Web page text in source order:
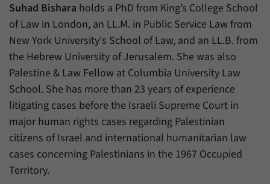
Suhad Bishara holds a PhD from King’s College School
of Law in London, an LL.M. in Public Service Law from
New York University's School of Law, and an LL.B. from
the Hebrew University of Jerusalem. She was also
Palestine & Law Fellow at Columbia University Law
School. She has more than 23 years of experience
litigating cases before the Israeli Supreme Court in
major human rights cases regarding Palestinian
citizens of Israel and international humanitarian law
cases concerning Palestinians in the 1967 Occupied
Territory.
Zweck
Mit diesem Cookie können wir speichern, von
welcher Internetseite oder Suchmaschine
Besucher durch eine Verlinkung auf unsere
Internetseite weitergeleitet wurden.
Name _pk_ses
Anbieter Matomo
Laufzeit 30 Minuten